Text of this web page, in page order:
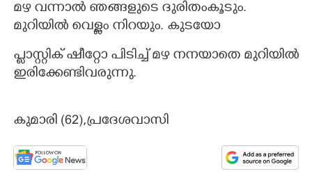
മഴ വന്നാൽ ഞങ്ങളുടെ ദുരിതംകൂടും.
മുറിയിൽ വെള്ളം നിറയും. കുടയോ
പ്ലാസ്റ്റിക് ഷീറ്റോ പിടിച്ച് മഴ നനയാതെ മുറിയിൽ
ഇരിക്കേണ്ടിവരുന്നു.
കുമാരി (62)​,പ്രദേശവാസി